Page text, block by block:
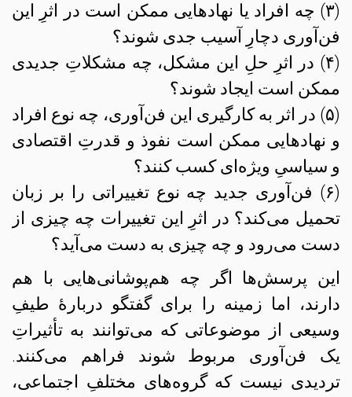
(۳) چه افراد یا نهادهایی ممکن است در اثرِ این
فن‌آوری دچارِ آسیب‌ جدی شوند؟
(۴) در اثرِ حلِ‌ این مشکل،‌ چه مشکلاتِ جدیدی
ممکن است ایجاد شوند؟
(۵) در اثر به کارگیری این فن‌آوری، چه نوع افراد
و نهادهایی ممکن است نفوذ و قدرتِ اقتصادی
و سیاسیِ ویژه‌ای کسب کنند؟
(۶) فن‌آوری جدید چه نوع تغییراتی را بر زبان
تحمیل می‌کند؟ در اثرِ این تغییرات چه چیزی از
دست می‌رود و چه چیزی به دست می‌آید؟
این پرسش‌ها اگر چه هم‌پوشانی‌هایی با هم
دارند، اما زمینه را برای گفتگو دربارهٔ طیفِ
وسیعی از موضوعاتی که می‌توانند به تأثیراتِ
یک فن‌آوری مربوط شوند فراهم می‌کنند.
تردیدی نیست که گروه‌های مختلفِ اجتماعی،